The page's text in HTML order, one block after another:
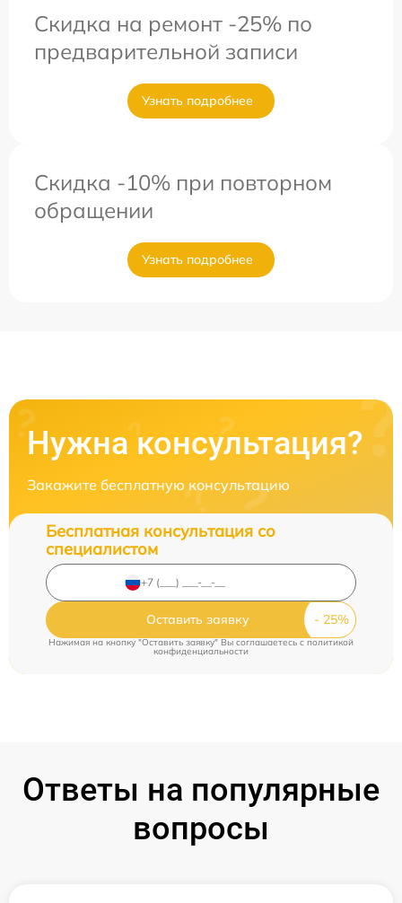
Скидка на ремонт -25% по
предварительной записи
Узнать подробнее
Скидка -10% при повторном
обращении
Узнать подробнее
Нужна консультация?
Закажите бесплатную консультацию
Бесплатная консультация со
специалистом
Оставить заявку
Нажимая на кнопку "Оставить заявку" Вы соглашаетесь cполитикой
конфиденциальности
Ответы на популярные
вопросы